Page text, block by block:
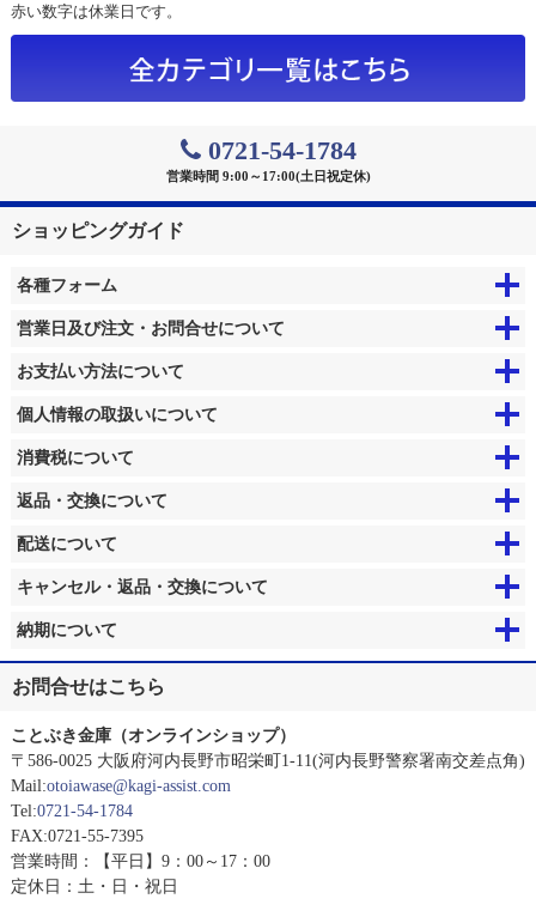
赤い数字は休業日です。
0721-54-1784
営業時間 9:00～17:00(土日祝定休)
ショッピングガイド
各種フォーム
営業日及び注文・お問合せについて
お支払い方法について
個人情報の取扱いについて
消費税について
返品・交換について
配送について
キャンセル・返品・交換について
納期について
お問合せはこちら
ことぶき金庫（オンラインショップ）
〒586-0025 大阪府河内長野市昭栄町1-11(河内長野警察署南交差点角)
Mail:otoiawase@kagi-assist.com
Tel:0721-54-1784
FAX:0721-55-7395
営業時間：【平日】9：00～17：00
定休日：土・日・祝日